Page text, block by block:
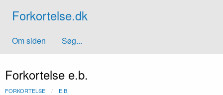
Forkortelse.dk
Om siden Søg...
Forkortelse e.b.
FORKORTELSE E.B.